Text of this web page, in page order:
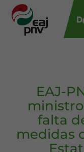
EAJ-
falta
medidas